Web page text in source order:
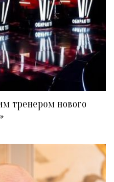
тренером нового